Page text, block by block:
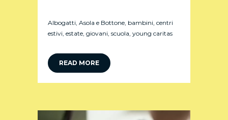
Albogatti Asola e Bottone bambini centri
estivi estate giovani scuola young caritas
READ MORE